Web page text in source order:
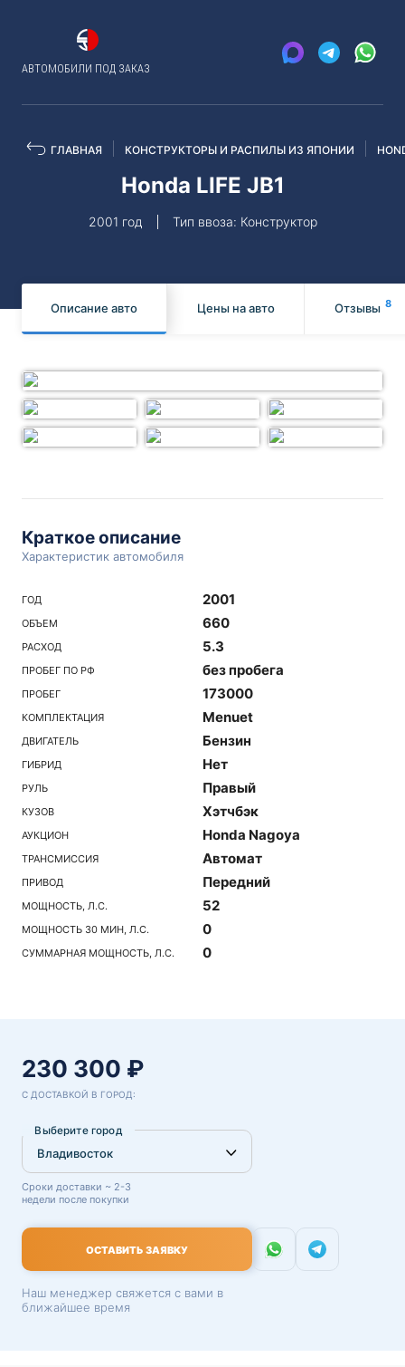
АВТОМОБИЛИ ПОД ЗАКАЗ
ГЛАВНАЯ КОНСТРУКТОРЫ И РАСПИЛЫ ИЗ ЯПОНИИ
Honda LIFE JB1
2001 год Тип ввоза: Конструктор
Описание авто Цены на авто Отзывы 8
Краткое описание
Характеристик автомобиля
ГОД 2001
ОБЪЕМ 660
РАСХОД 5.3
ПРОБЕГ ПО РФ без пробега
ПРОБЕГ 173000
КОМПЛЕКТАЦИЯ Menuet
ДВИГАТЕЛЬ Бензин
ГИБРИД Нет
РУЛЬ Правый
КУЗОВ Хэтчбэк
АУКЦИОН Honda Nagoya
ТРАНСМИССИЯ Автомат
ПРИВОД Передний
МОЩНОСТЬ, Л.С. 52
МОЩНОСТЬ 30 МИН, Л.С. 0
СУММАРНАЯ МОЩНОСТЬ, Л.С. 0
230 300 ₽
С ДОСТАВКОЙ В ГОРОД:
Выберите город
Сроки доставки ~ 2-3
недели после покупки
ОСТАВИТЬ ЗАЯВКУ
Наш менеджер свяжется с вами в
ближайшее время